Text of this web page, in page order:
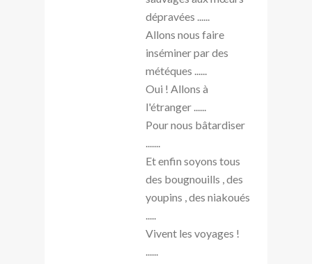
dépravées ......
Allons nous faire
inséminer par des
météques ......
Oui ! Allons à
l'étranger ......
Pour nous bâtardiser
Et enfin soyons tous
des bougnouills , des
youpins , des niakoués
Vivent les voyages !